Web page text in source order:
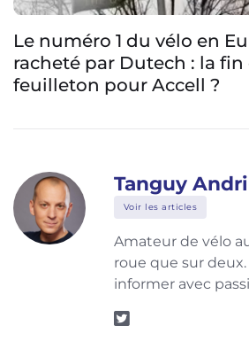
Le numéro 1 du vélo en
racheté par Dutech : la fin
feuilleton pour Accell ?
Tanguy
Voir les articles
Amateur de vélo
roue que sur
informer avec